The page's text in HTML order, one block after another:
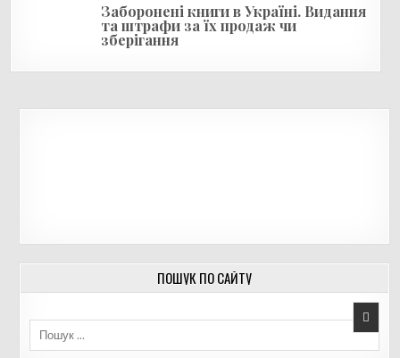
Заборонені книги в Україні. Видання
та штрафи за їх продаж чи
зберігання
ПОШУК ПО САЙТУ